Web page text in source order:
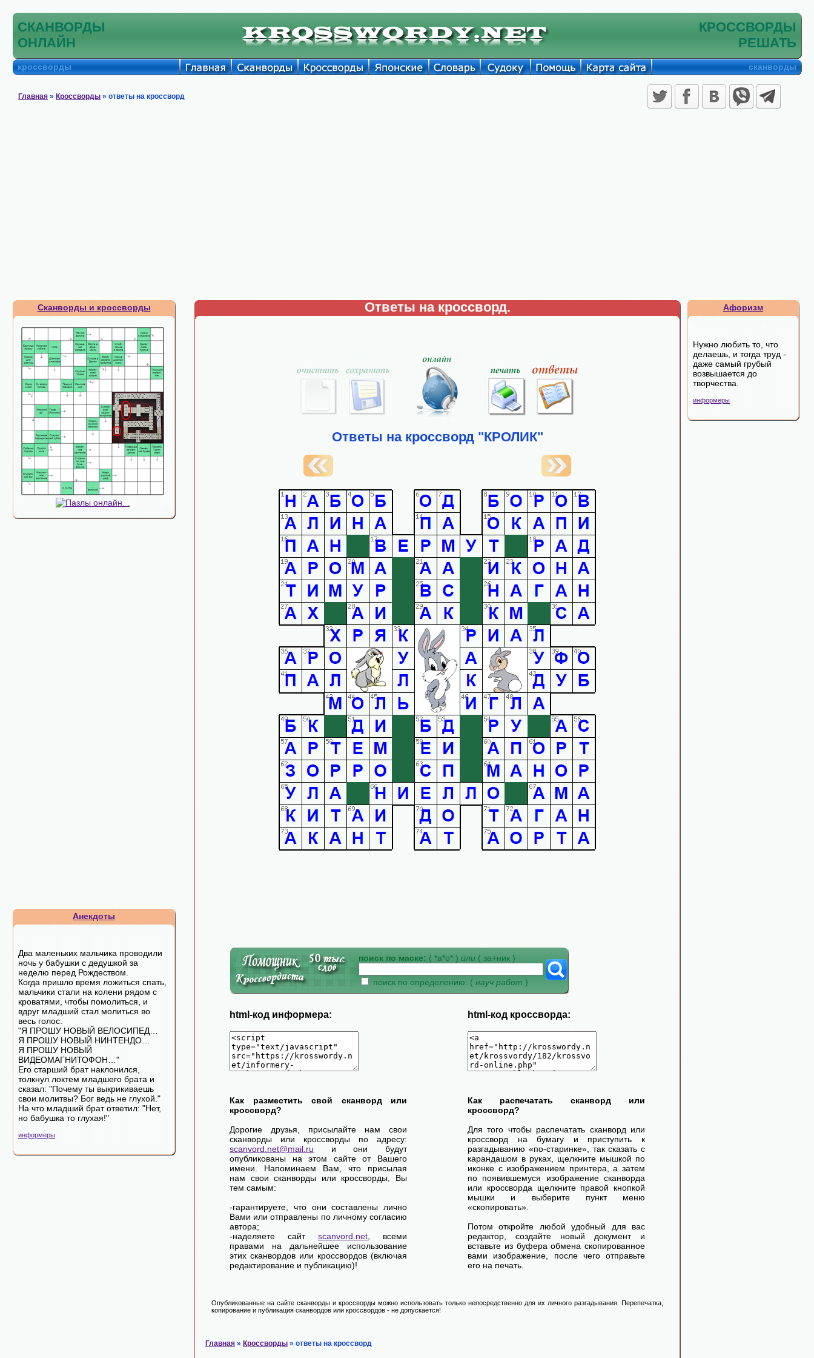
СКАНВОРДЫ
ОНЛАЙН
КРОССВОРДЫ
РЕШАТЬ
кроссворды сканворды
Главная » Кроссворды » ответы на кроссворд
Сканворды и кроссворды
Анекдоты
Два маленьких мальчика проводили
ночь у бабушки с дедушкой за
неделю перед Рождеством.
Когда пришло время ложиться спать,
мальчики стали на колени рядом с
кроватями, чтобы помолиться, и
вдруг младший стал молиться во
весь голос.
"Я ПРОШУ НОВЫЙ ВЕЛОСИПЕД…
Я ПРОШУ НОВЫЙ НИНТЕНДО…
Я ПРОШУ НОВЫЙ
ВИДЕОМАГНИТОФОН…"
Его старший брат наклонился,
толкнул локтем младшего брата и
сказал: "Почему ты выкрикиваешь
свои молитвы? Бог ведь не глухой."
На что младший брат ответил: "Нет,
но бабушка то глухая!"
информеры
Ответы на кроссворд.
Ответы на кроссворд "КРОЛИК"
поиск по маске: ( *а*о* ) или ( за+ник )
поиск по определению: ( науч работ )
html-код информера: html-код кроссворда:
Как разместить свой сканворд или
кроссворд?
Дорогие друзья, присылайте нам свои
сканворды или кроссворды по адресу:
scanvord.net@mail.ru и они будут
опубликованы на этом сайте от Вашего
имени. Напоминаем Вам, что присылая
нам свои сканворды или кроссворды, Вы
тем самым:
-гарантируете, что они составлены лично
Вами или отправлены по личному согласию
автора;
-наделяете сайт scanvord.net , всеми
правами на дальнейшее использование
этих сканвордов или кроссвордов (включая
редактирование и публикацию)!
Как распечатать сканворд или
кроссворд?
Для того чтобы распечатать сканворд или
кроссворд на бумагу и приступить к
разгадыванию «по-старинке», так сказать с
карандашом в руках, щелкните мышкой по
иконке с изображением принтера, а затем
по появившемуся изображение сканворда
или кроссворда щелкните правой кнопкой
мышки и выберите пункт меню
«скопировать».
Потом откройте любой удобный для вас
редактор, создайте новый документ и
вставьте из буфера обмена скопированное
вами изображение, после чего отправьте
его на печать.
Опубликованные на сайте сканворды и кроссворды можно использовать только непосредственно для их личного разгадывания. Перепечатка,
копирование и публикация сканвордов или кроссвордов - не допускается!
Главная » Кроссворды » ответы на кроссворд
Афоризм
Нужно любить то, что
делаешь, и тогда труд -
даже самый грубый
возвышается до
творчества.
информеры